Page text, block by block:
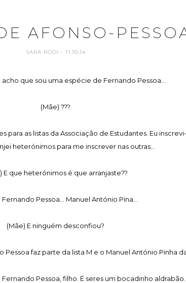
AFONSO-
SARA RODI - 11.10.14
acho que sou uma espécie de Fernando Pessoa...
(Mãe) ???
para as listas da Associação de Estudantes. Eu
heterónimos para me inscrever nas outras...
E que heterónimos é que arranjaste??
Fernando Pessoa... Manuel António Pina...
(Mãe) E ninguém desconfiou?
Pessoa faz parte da lista M e o Manuel António Pinha da
Pessoa, filho. É seres um bocadinho aldrabão...